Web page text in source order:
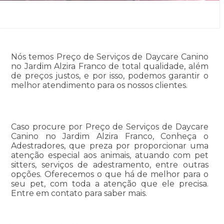
Nós temos Preço de Serviços de Daycare Canino
no Jardim Alzira Franco de total qualidade, além
de preços justos, e por isso, podemos garantir o
melhor atendimento para os nossos clientes.
Caso procure por Preço de Serviços de Daycare
Canino no Jardim Alzira Franco, Conheça o
Adestradores, que preza por proporcionar uma
atenção especial aos animais, atuando com pet
sitters, serviços de adestramento, entre outras
opções. Oferecemos o que há de melhor para o
seu pet, com toda a atenção que ele precisa.
Entre em contato para saber mais.